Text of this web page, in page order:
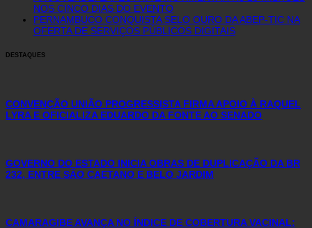
NOS CINCO DIAS DO EVENTO
PERNAMBUCO CONQUISTA SELO OURO DA ABEP-TIC NA
OFERTA DE SERVIÇOS PÚBLICOS DIGITAIS
DESTAQUES
CONVENÇÃO UNIÃO PROGRESSISTA FIRMA APOIO À RAQUEL
LYRA E OFICIALIZA EDUARDO DA FONTE AO SENADO
GOVERNO DO ESTADO INICIA OBRAS DE DUPLICAÇÃO DA BR
232, ENTRE SÃO CAETANO E BELO JARDIM
CAMARAGIBE AVANÇA NO ÍNDICE DE COBERTURA VACINAL: